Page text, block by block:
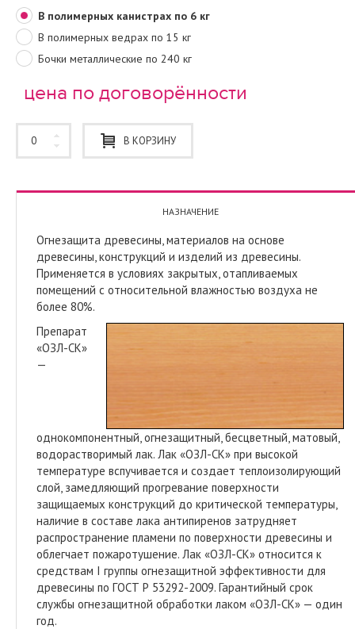
В полимерных канистрах по 6 кг
В полимерных ведрах по 15 кг
Бочки металлические по 240 кг
цена по договорённости
В КОРЗИНУ
НАЗНАЧЕНИЕ
Огнезащита древесины, материалов на основе
древесины, конструкций и изделий из древесины.
Применяется в условиях закрытых, отапливаемых
помещений с относительной влажностью воздуха не
более 80%.
Препарат
«ОЗЛ-СК»
—
однокомпонентный, огнезащитный, бесцветный, матовый,
водорастворимый лак. Лак «ОЗЛ-СК» при высокой
температуре вспучивается и создает теплоизолирующий
слой, замедляющий прогревание поверхности
защищаемых конструкций до критической температуры,
наличие в составе лака антипиренов затрудняет
распространение пламени по поверхности древесины и
облегчает пожаротушение. Лак «ОЗЛ-СК» относится к
средствам I группы огнезащитной эффективности для
древесины по ГОСТ Р 53292-2009. Гарантийный срок
службы огнезащитной обработки лаком «ОЗЛ-СК» — один
год.